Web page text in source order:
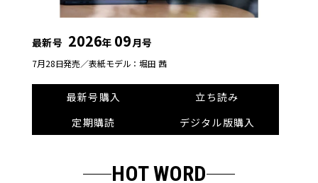
最新号 2026年 09月号
7月28日発売／表紙モデル：堀田 茜
最新号購入
立ち読み
定期購読
デジタル版購入
HOT WORD